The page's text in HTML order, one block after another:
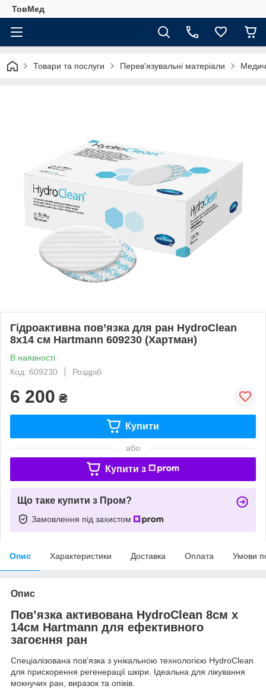
ТовМед
Товари та послуги Перев'язувальні матеріали
Гідроактивна пов’язка для ран HydroClean
8x14 см Hartmann 609230 (Хартман)
В наявності
Код: 609230
Роздріб
6 200 ₴
Купити
або
Купити з
Що таке купити з Пром?
Замовлення під захистом
Опис Характеристики Доставка Оплата Умови
Опис
Пов’язка активована HydroClean 8см х
14см Hartmann для ефективного
загоєння ран
Спеціалізована пов’язка з унікальною технологією HydroClean
для прискорення регенерації шкіри. Ідеальна для лікування
мокнучих ран, виразок та опіків.